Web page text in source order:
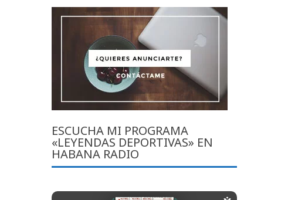
ESCUCHA MI PROGRAMA
«LEYENDAS DEPORTIVAS» EN
HABANA RADIO